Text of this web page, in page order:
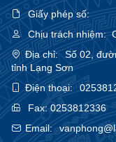
Giấy phép số:
Chịu trách nhiệm:
Địa chỉ:
Số 02,
tỉnh Lạng Sơn
Điện thoại:
Fax:0253812336
Email: